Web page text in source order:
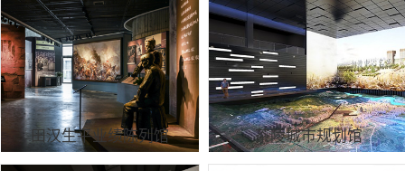
田汉生平业绩陈列馆 茶陵城市规划馆